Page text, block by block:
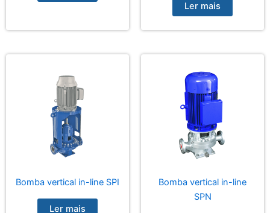
Ler mais
Bomba vertical in-line SPI
Ler mais
Bomba vertical in-line
SPN